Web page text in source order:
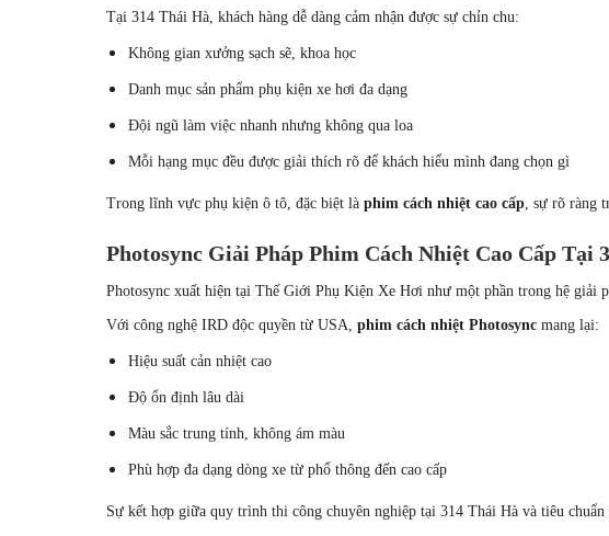
Tại 314 Thái Hà, khách hàng dễ dàng cảm nhận được sự chỉn chu:
Không gian xưởng sạch sẽ, khoa học
Danh mục sản phẩm phụ kiện xe hơi đa dạng
Đội ngũ làm việc nhanh nhưng không qua loa
Mỗi hạng mục đều được giải thích rõ để khách hiểu mình đang chọn gì
Trong lĩnh vực phụ kiện ô tô, đặc biệt là phim cách nhiệt cao cấp, sự rõ ràng
Photosync Giải Pháp Phim Cách Nhiệt Cao Cấp Tại
Photosync xuất hiện tại Thế Giới Phụ Kiện Xe Hơi như một phần trong hệ giải
Với công nghệ IRD độc quyền từ USA, phim cách nhiệt Photosync mang lại:
Hiệu suất cản nhiệt cao
Độ ổn định lâu dài
Màu sắc trung tính, không ám màu
Phù hợp đa dạng dòng xe từ phổ thông đến cao cấp
Sự kết hợp giữa quy trình thi công chuyên nghiệp tại 314 Thái Hà và tiêu